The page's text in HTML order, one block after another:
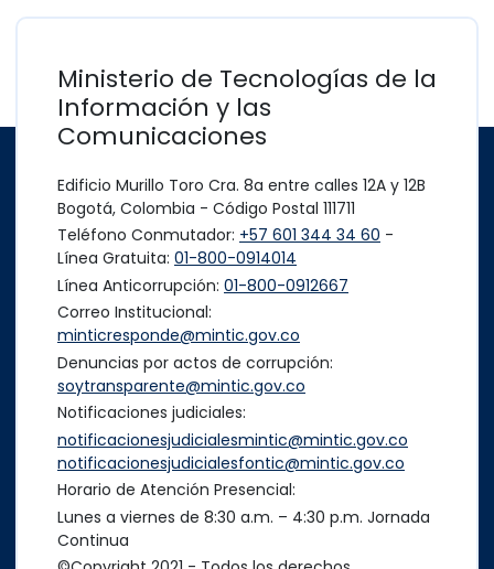
Ministerio de Tecnologías de la
Información y las
Comunicaciones
Edificio Murillo Toro Cra. 8a entre calles 12A y 12B
Bogotá, Colombia - Código Postal 111711
Teléfono Conmutador: +57 601 344 34 60 -
Línea Gratuita: 01-800-0914014
Línea Anticorrupción: 01-800-0912667
Correo Institucional:
minticresponde@mintic.gov.co
Denuncias por actos de corrupción:
soytransparente@mintic.gov.co
Notificaciones judiciales:
notificacionesjudicialesmintic@mintic.gov.co
notificacionesjudicialesfontic@mintic.gov.co
Horario de Atención Presencial:
Lunes a viernes de 8:30 a.m. – 4:30 p.m. Jornada
Continua